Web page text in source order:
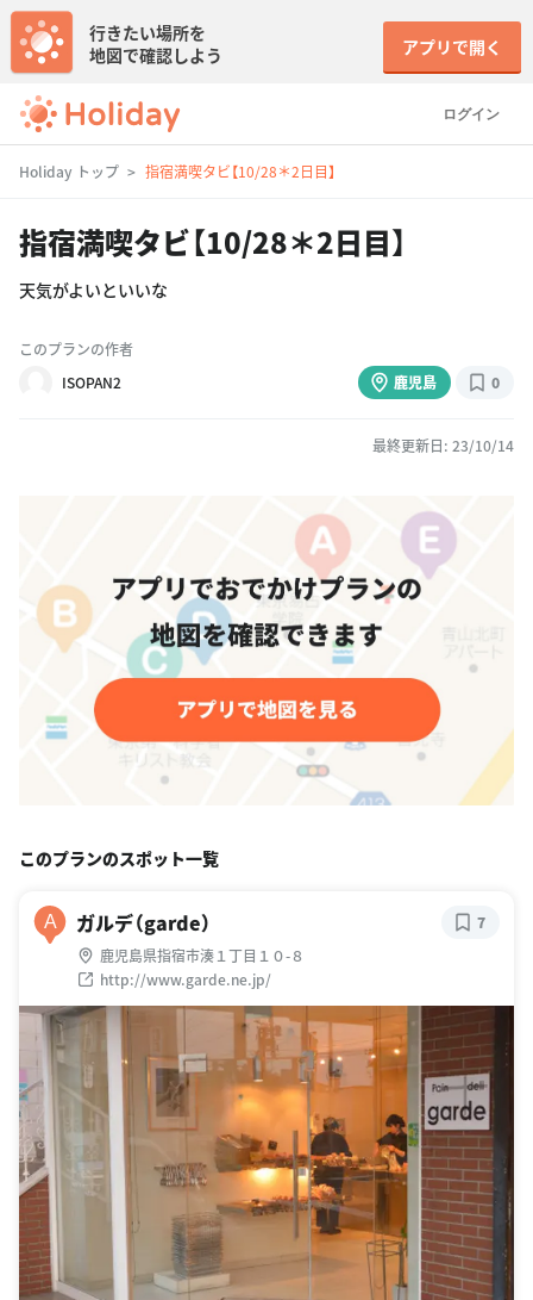
ログイン
行きたい場所を
地図で確認しよう
アプリで開く
Holiday トップ 指宿満喫タビ【10/28＊2日目】
指宿満喫タビ【10/28＊2日目】
天気がよいといいな
このプランの作者
ISOPAN2
鹿児島 0
最終更新日: 23/10/14
このプランのスポット一覧
A ガルデ（garde）
鹿児島県指宿市湊１丁目１０-８
http://www.garde.ne.jp/
7